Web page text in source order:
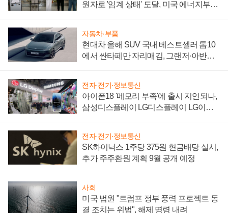
원자로 '임계 상태' 도달, 미국 에너지부
자동차·부품
현대차 올해 SUV 국내 베스트셀러 톱10
에서 싼타페만 자리매김, 그랜저·아반떼
전자·전기·정보통신
아이폰18 '메모리 부족'에 출시 지연되나,
삼성디스플레이 LG디스플레이 LG이노
전자·전기·정보통신
SK하이닉스 1주당 375원 현금배당 실시,
추가 주주환원 계획 9월 공개 예정
사회
미국 법원 "트럼프 정부 풍력 프로젝트 동
결 조치는 위법", 해제 명령 내려